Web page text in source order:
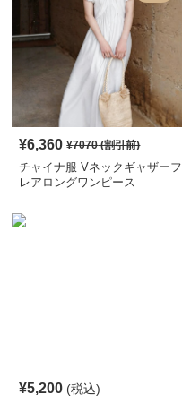
¥6,360 ¥7070(割引前)
チャイナ服 Vネックギャザーフ
レアロングワンピース
¥5,200 (税込)